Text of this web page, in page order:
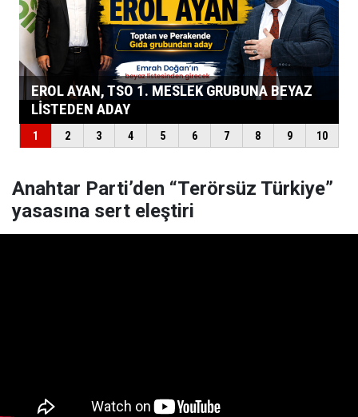
Anahtar Parti’den “Terörsüz Türkiye”
yasasına sert eleştiri